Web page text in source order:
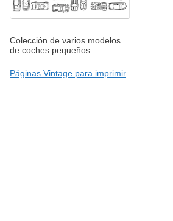
Colección de varios modelos
de coches pequeños
Páginas Vintage para imprimir